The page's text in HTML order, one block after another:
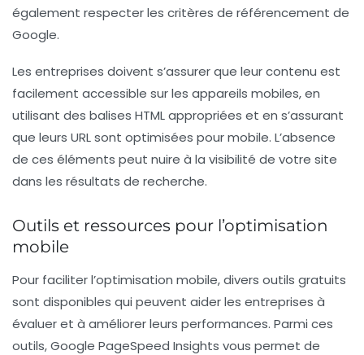
également respecter les critères de référencement de
Google.
Les entreprises doivent s’assurer que leur contenu est
facilement accessible sur les appareils mobiles, en
utilisant des balises HTMLappropriées et en s’assurant
que leurs URL sont optimisées pour mobile. L’absence
de ces éléments peut nuire à la visibilité de votre site
dans les résultats de recherche.
Outils et ressources pour l’optimisation
mobile
Pour faciliter l’optimisation mobile, divers outils gratuits
sont disponibles qui peuvent aider les entreprises à
évaluer et à améliorer leurs performances. Parmi ces
outils, Google PageSpeed Insights vous permet de